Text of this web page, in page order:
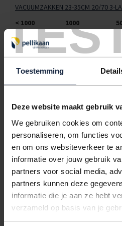
Toestemming
Deze website maakt gebruik
We gebruiken cookies om
personaliseren, om functies
en om ons websiteverkeer te
informatie over jouw gebruik
partners voor social media,
partners kunnen deze
informatie die je aan ze hebt
verzameld op basis van je
VACUUMZAKKEN 23-35CM 20/70 3-
< 1000
1000
€123,97
5045015 €0,00
VACUUMZAKKEN 25-45CM 20/70 3-
€157,50
€137,81
5045017 €0,00
VACUUMZAKKEN 30-30CM 20/70 3-
< 1000
1000
€158,40
€138,60
5045021 €0,00
VACUUMZAKKEN 30-40CM 20/70 3-LAS